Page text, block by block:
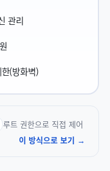
관리
(방화벽)
루트 권한으로 직접 제어
이 방식으로 보기 →